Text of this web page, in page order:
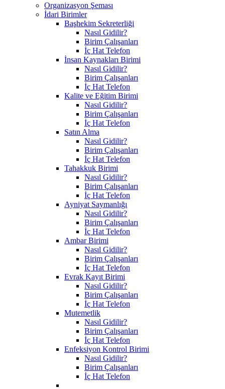
Organizasyon Şeması
İdari Birimler
Başhekim Sekreterliği
Nasıl Gidilir?
Birim Çalışanları
İç Hat Telefon
İnsan Kaynakları Birimi
Nasıl Gidilir?
Birim Çalışanları
İç Hat Telefon
Kalite ve Eğitim Birimi
Nasıl Gidilir?
Birim Çalışanları
İç Hat Telefon
Satın Alma
Nasıl Gidilir?
Birim Çalışanları
İç Hat Telefon
Tahakkuk Birimi
Nasıl Gidilir?
Birim Çalışanları
İç Hat Telefon
Ayniyat Saymanlığı
Nasıl Gidilir?
Birim Çalışanları
İç Hat Telefon
Ambar Birimi
Nasıl Gidilir?
Birim Çalışanları
İç Hat Telefon
Evrak Kayıt Birimi
Nasıl Gidilir?
Birim Çalışanları
İç Hat Telefon
Mutemetlik
Nasıl Gidilir?
Birim Çalışanları
İç Hat Telefon
Enfeksiyon Kontrol Birimi
Nasıl Gidilir?
Birim Çalışanları
İç Hat Telefon